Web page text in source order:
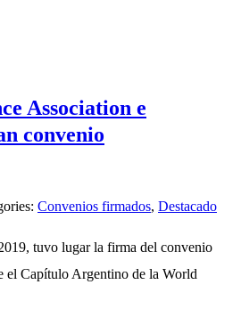
Association e
convenio
Convenios firmados, Destacado
tuvo lugar la firma del convenio
el Capítulo Argentino de la World